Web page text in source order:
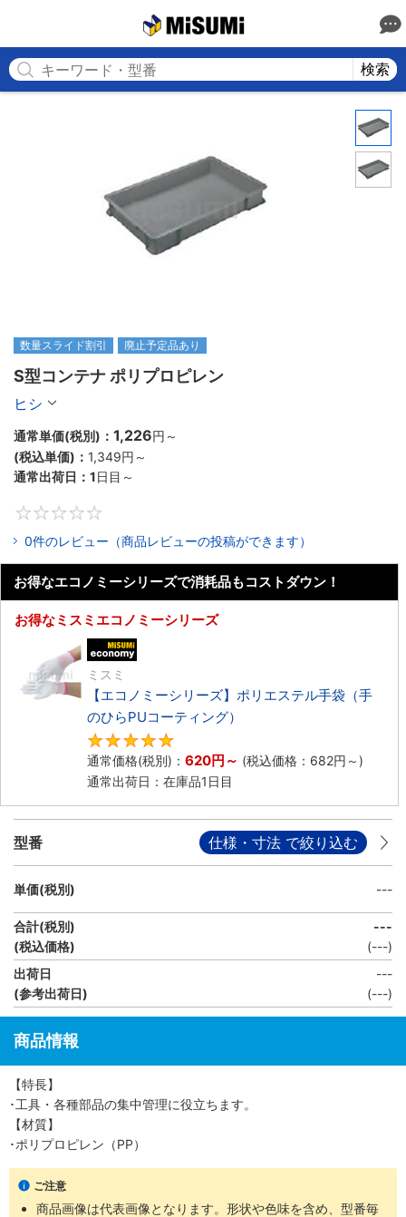
検索
数量スライド割引 廃止予定品あり
S型コンテナ ポリプロピレン
ヒシ
通常単価(税別)： 1,226円 ～
(税込単価)： 1,349円 ～
通常出荷日： 1日目～
0件のレビュー（商品レビューの投稿ができます）
お得なエコノミーシリーズで消耗品もコストダウン！
お得なミスミエコノミーシリーズ
ミスミ
【エコノミーシリーズ】ポリエステル手袋（手
のひらPUコーティング）
通常価格(税別)： 620円 ～ (税込価格： 682円 ～)
通常出荷日：在庫品1日目
型番 仕様・寸法 で絞り込む
単価(税別) ---
合計(税別)
(税込価格)
---
(---)
出荷日
(参考出荷日)
---
(---)
商品情報
【特長】
･工具・各種部品の集中管理に役立ちます。
【材質】
･ポリプロピレン（PP）
ご注意
商品画像は代表画像となります。形状や色味を含め、型番毎